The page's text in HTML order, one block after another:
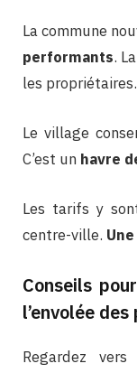
La commune
performants.
les propriétaires.
Le village
C’est un havre
Les tarifs y
centre-ville.
Conseils
l’envolée
Regardez